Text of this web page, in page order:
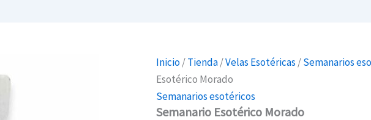
Inicio/Tienda/Velas Esotéricas /Semanarios
Esotérico Morado
Semanarios esotéricos
Semanario Esotérico Morado